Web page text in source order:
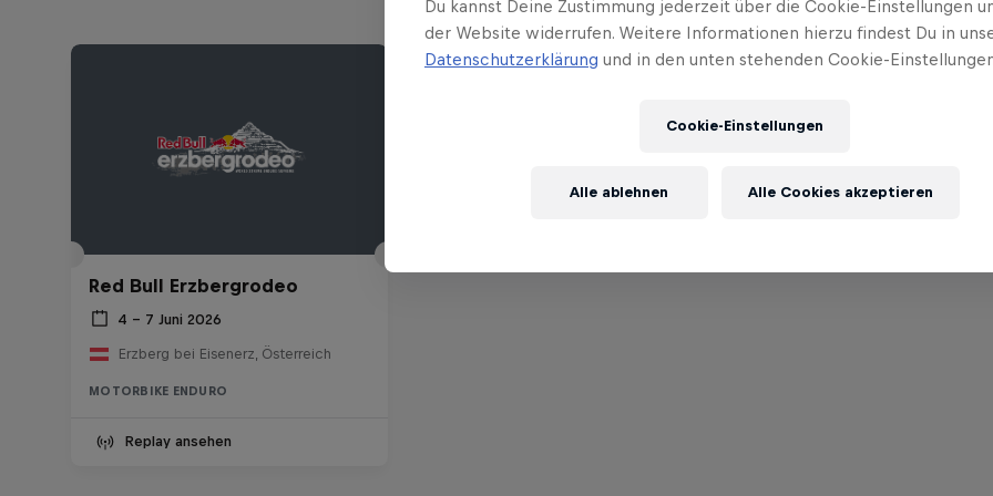
Red Bull Erzbergrodeo
4 – 7 Juni 2026
Erzberg bei Eisenerz, Österreich
MOTORBIKE ENDURO
Replay ansehen
Du kannst Deine Zustimmung jederzeit über die Cookie-Einstellungen
der Website widerrufen. Weitere Informationen hierzu findest Du in
Datenschutzerklärung und in den unten stehenden Cookie-
Cookie-Einstellungen
Alle ablehnen Alle Cookies akzeptieren